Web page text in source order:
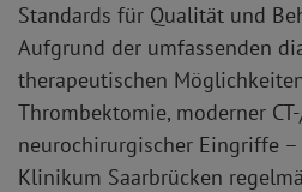
Standards für Qualität und
Aufgrund der umfassenden
therapeutischen
Thrombektomie, moderner
neurochirurgischer Eingriffe
Klinikum Saarbrücken